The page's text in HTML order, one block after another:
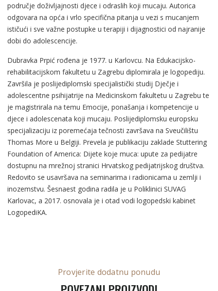
područje doživljajnosti djece i odraslih koji mucaju. Autorica
odgovara na opća i vrlo specifična pitanja u vezi s mucanjem
ističući i sve važne postupke u terapiji i dijagnostici od najranije
dobi do adolescencije.
Dubravka Prpić rođena je 1977. u Karlovcu. Na Edukacijsko-
rehabilitacijskom fakultetu u Zagrebu diplomirala je logopediju.
Završila je poslijediplomski specijalistički studij Dječje i
adolescentne psihijatrije na Medicinskom fakultetu u Zagrebu te
je magistrirala na temu Emocije, ponašanja i kompetencije u
djece i adolescenata koji mucaju. Poslijediplomsku europsku
specijalizaciju iz poremećaja tečnosti završava na Sveučilištu
Thomas More u Belgiji. Prevela je publikaciju zaklade Stuttering
Foundation of America: Dijete koje muca: upute za pedijatre
dostupnu na mrežnoj stranici Hrvatskog pedijatrijskog društva.
Redovito se usavršava na seminarima i radionicama u zemlji i
inozemstvu. Šesnaest godina radila je u Poliklinici SUVAG
Karlovac, a 2017. osnovala je i otad vodi logopedski kabinet
LogopediKA.
Provjerite dodatnu ponudu